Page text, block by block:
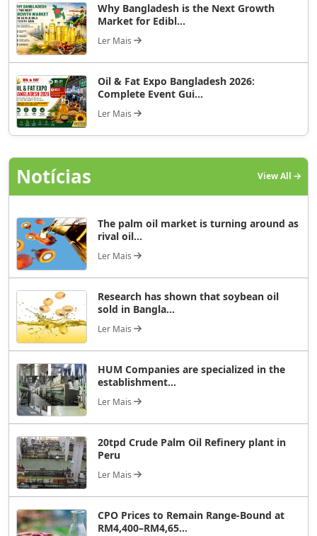
Why Bangladesh is the Next Growth
Market for Edibl...
Ler Mais
Oil & Fat Expo Bangladesh 2026:
Complete Event Gui...
Ler Mais
Notícias View All
The palm oil market is turning around as
rival oil...
Ler Mais
Research has shown that soybean oil
sold in Bangla...
Ler Mais
HUM Companies are specialized in the
establishment...
Ler Mais
20tpd Crude Palm Oil Refinery plant in
Peru
Ler Mais
CPO Prices to Remain Range-Bound at
RM4,400–RM4,65...